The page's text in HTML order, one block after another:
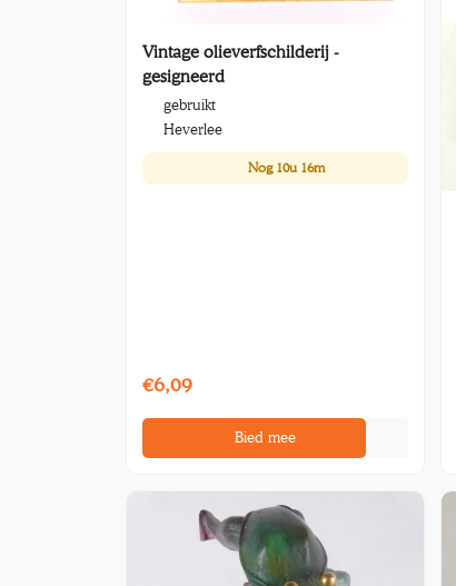
Vintage olieverfschilderij -
gesigneerd
gebruikt
Heverlee
Nog 10u 16m
€6,09
Bied mee